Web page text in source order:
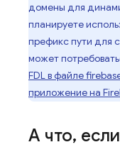
домены для
планируете
префикс пути для
может
FDL в файле
приложение на
А что,